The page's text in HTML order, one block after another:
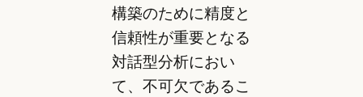
構築のために精度と
信頼性が重要となる
対話型分析におい
て、不可欠であるこ